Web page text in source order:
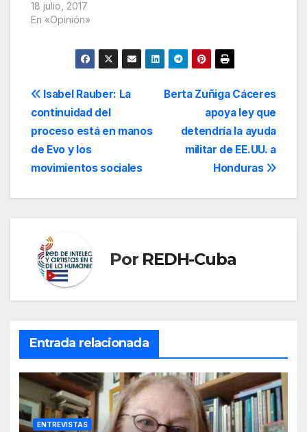
18 julio, 2017
En «Opinión»
Navegación
de
entradas
Berta Zuñiga Cáceres
apoya ley que
detendría la ayuda
militar de EE.UU. a
Honduras
Isabel Rauber: La
continuidad del
proceso está en manos
de Evo y los
movimientos sociales
Por REDH-Cuba
Entrada relacionada
ENTREVISTAS